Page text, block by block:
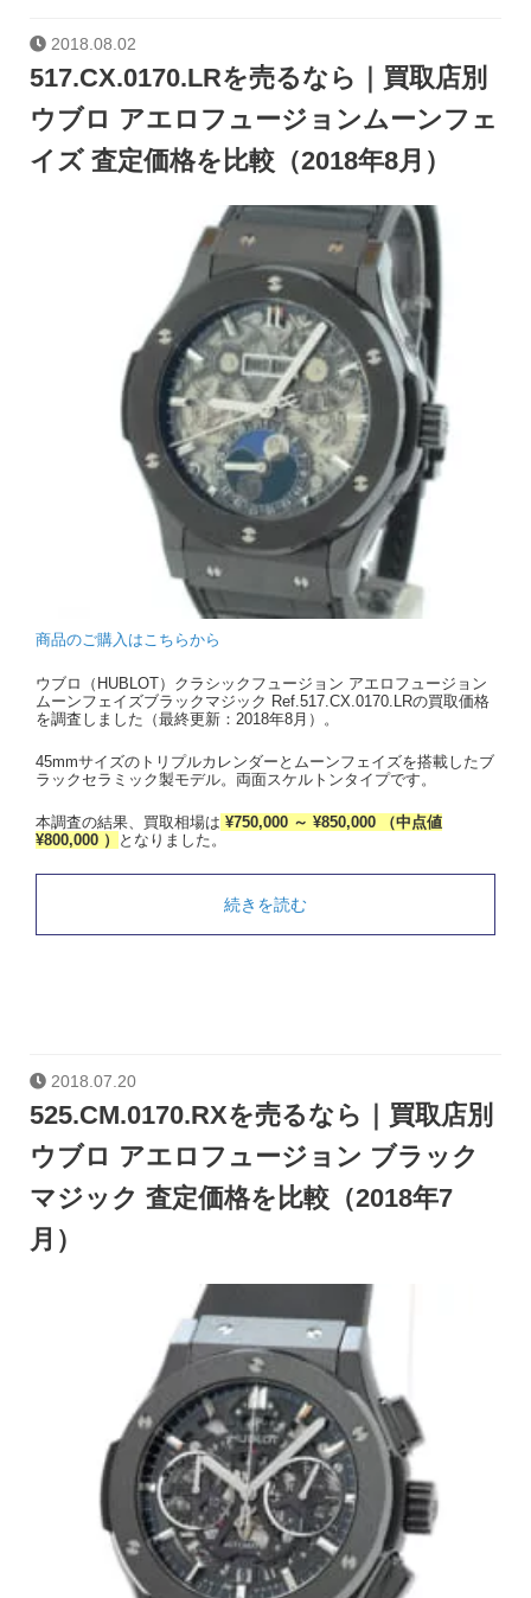
2018.08.02
517.CX.0170.LRを売るなら｜買取店別
ウブロ アエロフュージョンムーンフェ
イズ 査定価格を比較（2018年8月）
商品のご購入はこちらから
ウブロ（HUBLOT）クラシックフュージョン アエロフュージョン
ムーンフェイズブラックマジック Ref.517.CX.0170.LRの買取価格
を調査しました（最終更新：2018年8月）。
45mmサイズのトリプルカレンダーとムーンフェイズを搭載したブ
ラックセラミック製モデル。両面スケルトンタイプです。
本調査の結果、買取相場は ¥750,000 ～ ¥850,000 （中点値
¥800,000 ）
となりました。
続きを読む
2018.07.20
525.CM.0170.RXを売るなら｜買取店別
ウブロ アエロフュージョン ブラック
マジック 査定価格を比較（2018年7
月）